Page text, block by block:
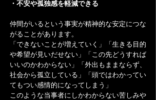
・不安や孤独感を軽減できる
仲間がいるという事実が精神的な安定につな
がることがあります。
「できないことが増えていく」「生きる目的
や希望が見いだせない」「この先どうすれば
いいのかわからない」「外出もままならず、
社会から孤立している」「頭ではわかってい
てもつい感情的になってしまう」
このような当事者にしかわからない苦しみや